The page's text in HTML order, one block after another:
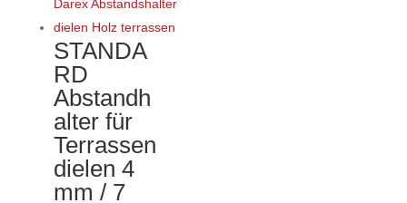
können
auf
der
Produktseite
gewählt
werden
STANDA
RD
Abstandh
alter für
Terrassen
dielen 4
mm / 7